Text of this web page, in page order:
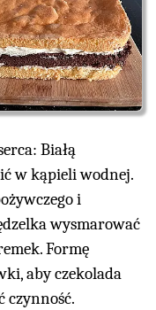
Białą
w kąpieli wodnej.
i
wysmarować
Formę
aby czekolada
czynność.